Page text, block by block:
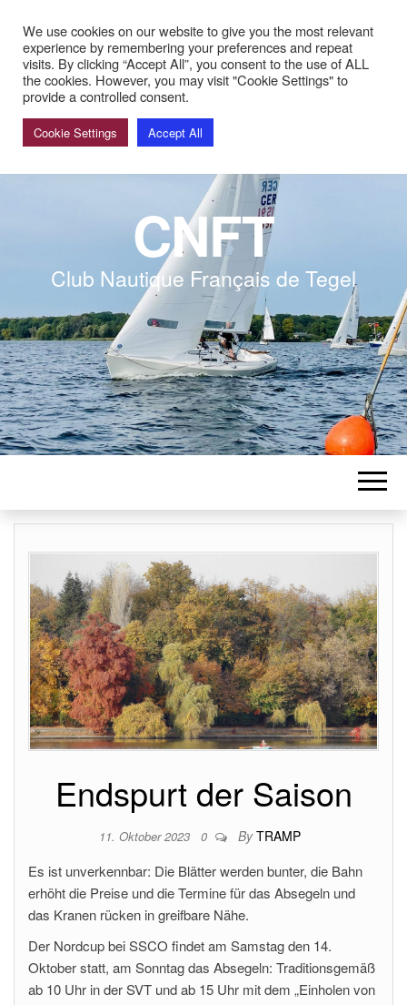
CNFT
Club Nautique Français de Tegel
Endspurt der Saison
11. Oktober 2023 0 By TRAMP
Es ist unverkennbar: Die Blätter werden bunter, die Bahn
erhöht die Preise und die Termine für das Absegeln und
das Kranen rücken in greifbare Nähe.
Der Nordcup bei SSCO findet am Samstag den 14.
Oktober statt, am Sonntag das Absegeln: Traditionsgemäß
ab 10 Uhr in der SVT und ab 15 Uhr mit dem „Einholen von
We use cookies on our website to give you the most relevant
experience by remembering your preferences and repeat
visits. By clicking “Accept All”, you consent to the use of ALL
the cookies. However, you may visit "Cookie Settings" to
provide a controlled consent.
Cookie Settings Accept All